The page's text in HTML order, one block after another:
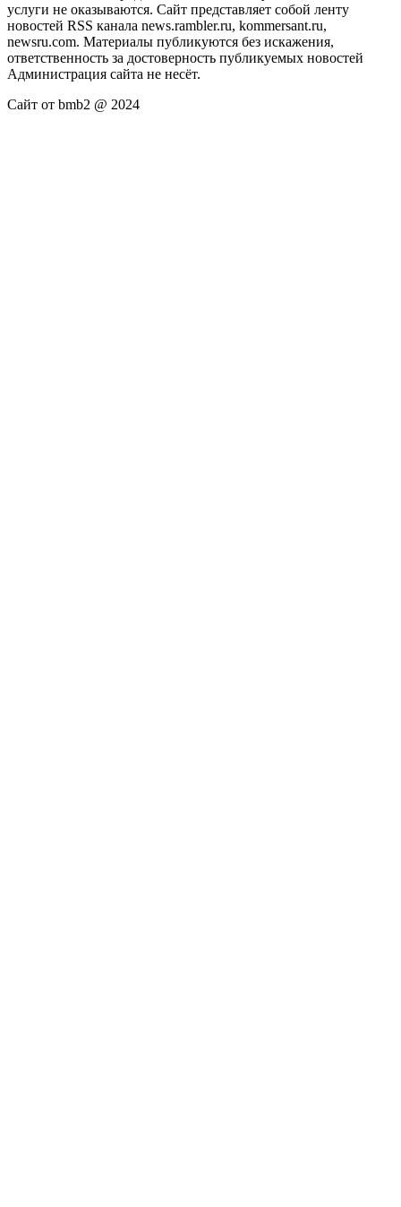
услуги не оказываются. Сайт представляет собой ленту
новостей RSS канала news.rambler.ru, kommersant.ru,
newsru.com. Материалы публикуются без искажения,
ответственность за достоверность публикуемых новостей
Администрация сайта не несёт.
Сайт от bmb2 @ 2024